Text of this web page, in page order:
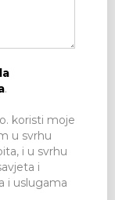
.
koristi moje
u svrhu
i u svrhu
i
i uslugama